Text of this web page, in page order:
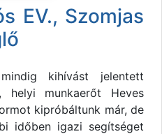
EV., Szomjas
mindig kihívást jelentett
helyi munkaerőt Heves
kipróbáltunk már, de
időben igazi segítséget